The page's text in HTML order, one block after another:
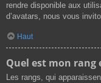
rendre disponible aux
d’avatars, nous vous
Haut
Quel est mon rang
Les rangs, qui